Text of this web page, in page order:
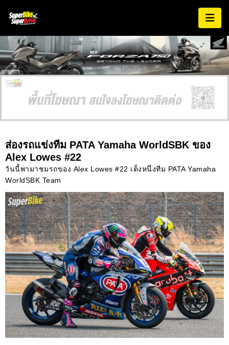
AD EXPIRES: MARCH 2027
ส่องรถแข่งทีม PATA Yamaha WorldSBK ของ
Alex Lowes #22
วันนี้พามาชมรถของ Alex Lowes #22 เต็งหนึ่งทีม PATA Yamaha
WorldSBK Team